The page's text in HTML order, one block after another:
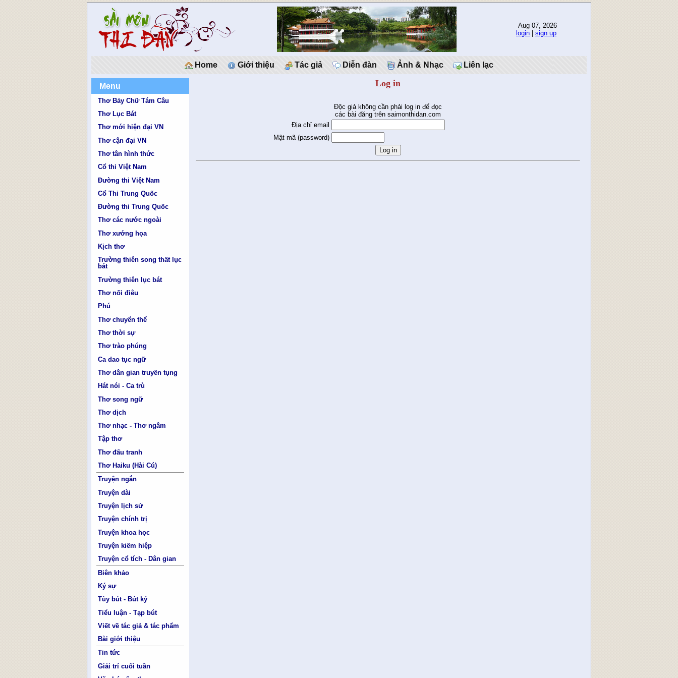
Aug 07, 2026
login
sign up
Home Giới thiệu Tác giả Diễn đàn Ảnh & Nhạc Liên lạc
Menu
Thơ Bảy Chữ Tám Câu
Thơ Lục Bát
Thơ mới hiện đại VN
Thơ cận đại VN
Thơ tân hình thức
Cổ thi Việt Nam
Đường thi Việt Nam
Cổ Thi Trung Quốc
Đường thi Trung Quốc
Thơ các nước ngoài
Thơ xướng họa
Kịch thơ
Trường thiên song thất lục
bát
Trường thiên lục bát
Thơ nối điêu
Phú
Thơ chuyển thể
Thơ thời sự
Thơ trào phúng
Ca dao tục ngữ
Thơ dân gian truyền tụng
Hát nói - Ca trù
Thơ song ngữ
Thơ dịch
Thơ nhạc - Thơ ngâm
Tập thơ
Thơ đấu tranh
Thơ Haiku (Hài Cú)
Truyện ngắn
Truyện dài
Truyện lịch sử
Truyện chính trị
Truyện khoa học
Truyện kiếm hiệp
Truyện cổ tích - Dân gian
Biên khảo
Ký sự
Tùy bút - Bút ký
Tiểu luận - Tạp bút
Viết về tác giả & tác phẩm
Bài giới thiệu
Tin tức
Giải trí cuối tuần
Log in
Độc giả không cần phải log in để đọc
các bài đăng trên saimonthidan.com
Địa chỉ email
Mật mã (password)